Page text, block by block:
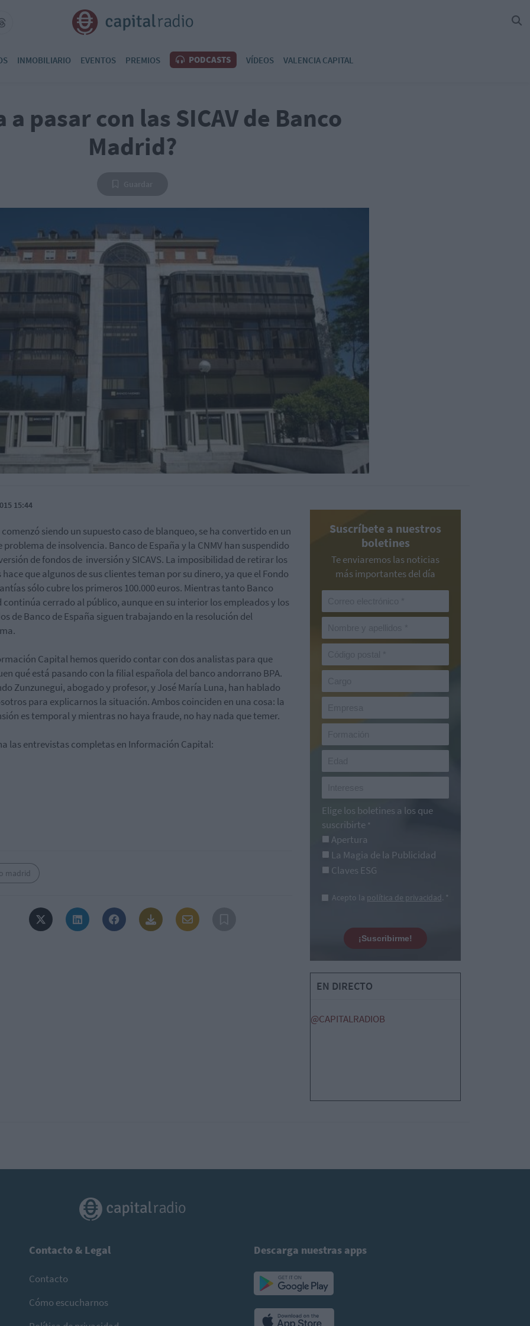
INMOBILIARIO EVENTOS PREMIOS PODCASTS VÍDEOS VALENCIA CAPITAL
a pasar con las SICAV de Banco
Madrid?
15:44
comenzó siendo un supuesto caso de blanqueo, se ha convertido en un
problema de insolvencia. Banco de España y la CNMV han suspendido
de fondos de inversión y SICAVS. La imposibilidad de retirar los
que algunos de sus clientes teman por su dinero, ya que el Fondo
sólo cubre los primeros 100.000 euros. Mientras tanto Banco
continúa cerrado al público, aunque en su interior los empleados y los
de Banco de España siguen trabajando en la resolución del
Capital hemos querido contar con dos analistas para que
qué está pasando con la filial española del banco andorrano BPA.
Zunzunegui, abogado y profesor, y José María Luna, han hablado
para explicarnos la situación. Ambos coinciden en una cosa: la
es temporal y mientras no haya fraude, no hay nada que temer.
las entrevistas completas en Información Capital:
madrid
Suscríbete a nuestros
boletines
Te enviaremos las noticias
más importantes del día
Elige los boletines a los que
suscribirte *
Apertura
La Magia de la Publicidad
Claves ESG
Acepto la política de privacidad. *
¡Suscribirme!
EN DIRECTO
@CAPITALRADIOB
Contacto & Legal
Contacto
Cómo escucharnos
Descarga nuestras apps